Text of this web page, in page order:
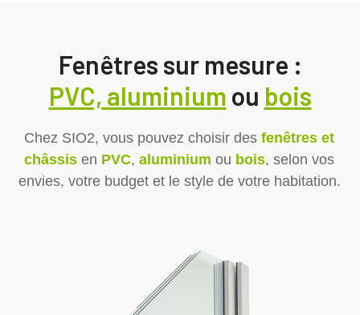
Fenêtres sur mesure :
PVC, aluminium ou bois
Chez SIO2, vous pouvez choisir desfenêtres et
châssis en PVC,aluminium ou bois, selon vos
envies, votre budget et le style de votre habitation.